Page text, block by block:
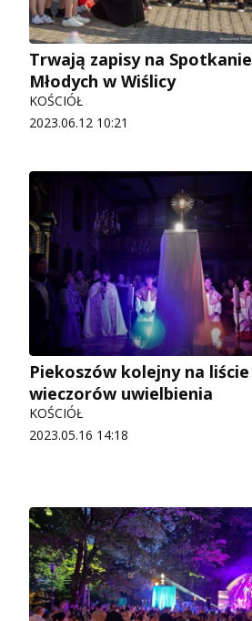
Trwają zapisy na Spotkanie
Młodych w Wiślicy
KOŚCIÓŁ
2023.06.12 10:21
Piekoszów kolejny na liście
wieczorów uwielbienia
KOŚCIÓŁ
2023.05.16 14:18